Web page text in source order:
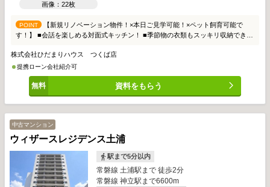
画像：22枚
POINT
【新規リノベーション物件！×本日ご見学可能！×ペット飼育可能で
す！】 ■会話を楽しめる対面式キッチン！ ■季節物の衣類もスッキリ収納でき
株式会社ひだまりハウス つくば店
提携ローン会社紹介可
資料をもらう
中古マンション
ウィザースレジデンス土浦
駅まで5分以内
常磐線 土浦駅まで 徒歩2分
常磐線 神立駅まで6600m